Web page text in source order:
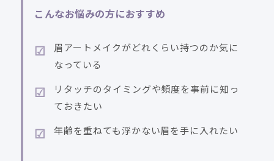
こんなお悩みの方におすすめ
眉アートメイクがどれくらい持つのか気に
なっている
リタッチのタイミングや頻度を事前に知っ
ておきたい
年齢を重ねても浮かない眉を手に入れたい